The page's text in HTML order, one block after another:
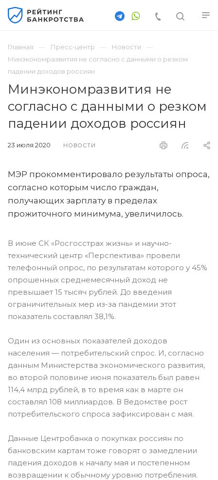
Главная Пресс-центр
Новости
Минэкономразвития не согласно с данными о резком
падении доходов россиян
Минэкономразвития не
согласно с данными о резком
падении доходов россиян
23 июля 2020 НОВОСТИ
МЭР прокомментировало результаты опроса,
согласно которым число граждан,
получающих зарплату в пределах
прожиточного минимума, увеличилось.
В июне СК «Росгосстрах жизнь» и научно-
технический центр «Перспектива» провели
телефонный опрос, по результатам которого у 45%
опрошенных среднемесячный доход не
превышает 15 тысяч рублей. До введения
ограничительных мер из-за пандемии этот
показатель составлял 38,1%.
Один из основных показателей доходов
населения — потребительский спрос. И, согласно
данным Министерства экономического развития,
во второй половине июня показатель был равен
114,4 млрд рублей, в то время как в марте он
составлял 108 миллиардов. В Ведомстве рост
потребительского спроса зафиксирован с мая.
Данные Центробанка о покупках россиян по
банковским картам тоже говорят о замедлении
падения доходов к началу мая и постепенном
возвращении к обычному уровню потребления.